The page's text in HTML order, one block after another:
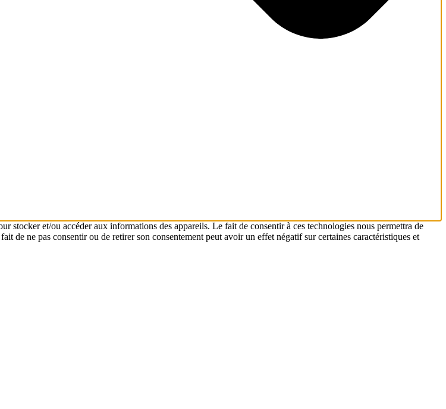
stocker et/ou accéder aux informations des appareils. Le fait de consentir à ces technologies nous permettra de
de ne pas consentir ou de retirer son consentement peut avoir un effet négatif sur certaines caractéristiques et